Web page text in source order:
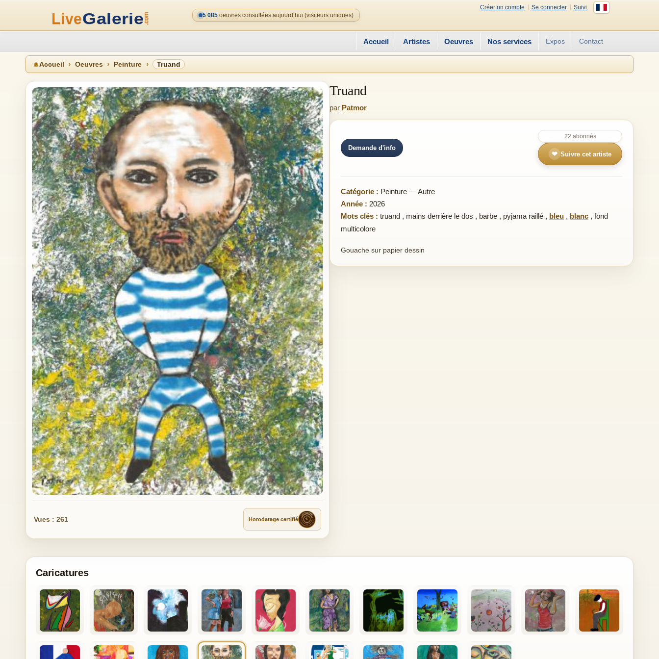
Créer un compte Se connecter
Suivi
5 085 oeuvres consultées aujourd’hui (visiteurs uniques)
Accueil Artistes Oeuvres Nos services Expos Contact
Accueil Oeuvres Peinture Truand
Vues : 261 Horodatage certifié
Truand
par Patmor
Demande d'info
22 abonnés
❤ Suivre cet artiste
Catégorie : Peinture — Autre
Année : 2026
Mots clés : truand , mains derrière le dos , barbe , pyjama raillé , bleu , blanc , fond
multicolore
Gouache sur papier dessin
Caricatures